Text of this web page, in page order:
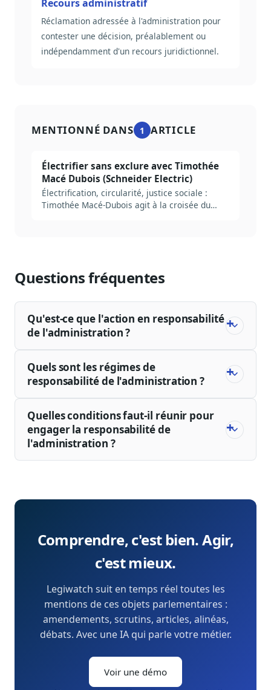
Recours administratif
Réclamation adressée à l'administration pour
contester une décision, préalablement ou
indépendamment d'un recours juridictionnel.
MENTIONNÉ DANS 1 ARTICLE
Électrifier sans exclure avec Timothée
Macé Dubois (Schneider Electric)
Électrification, circularité, justice sociale :
Timothée Macé-Dubois agit à la croisée du
Questions fréquentes
Qu'est-ce que l'action en responsabilité
de l'administration ?
Quels sont les régimes de
responsabilité de l'administration ?
Quelles conditions faut-il réunir pour
engager la responsabilité de
l'administration ?
Comprendre, c'est bien. Agir,
c'est mieux.
Legiwatch suit en temps réel toutes les
mentions de ces objets parlementaires :
amendements, scrutins, articles, alinéas,
débats. Avec une IA qui parle votre métier.
Voir une démo